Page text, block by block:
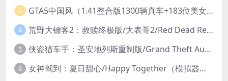
3 GTA5中国风（1.41整合版1300辆真车+183位美女与英雄+200%存档）
4 荒野大镖客2：救赎终极版/大表哥2/Red Dead Redemption 2: Ultimate Edition（更新v1491.50终极版）
5 侠盗猎车手：圣安地列斯重制版/Grand Theft Auto: San Andreas – The Definitive Edition（更新v1.113.49697469）
6 女神驾到：夏日甜心/Happy Together（模拟器版-升级豪华终极珍藏版+全DLC）